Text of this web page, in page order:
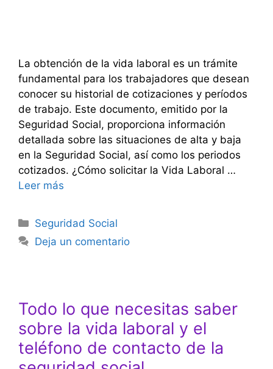
La obtención de la vida laboral es un trámite
fundamental para los trabajadores que desean
conocer su historial de cotizaciones y períodos
de trabajo. Este documento, emitido por la
Seguridad Social, proporciona información
detallada sobre las situaciones de alta y baja
en la Seguridad Social, así como los periodos
cotizados. ¿Cómo solicitar la Vida Laboral …
Leer más
Categorías
Seguridad Social
Deja un comentario
Todo lo que necesitas saber
sobre la vida laboral y el
teléfono de contacto de la